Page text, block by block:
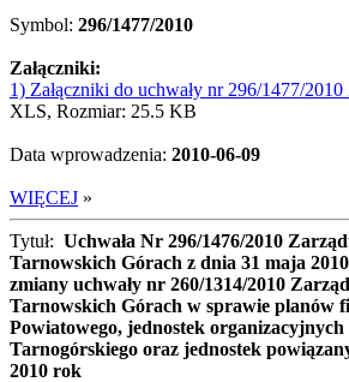
Symbol: 296/1477/2010
Załączniki:
1) Załączniki do uchwały nr 296/1477/
XLS, Rozmiar: 25.5 KB
Data wprowadzenia: 2010-06-09
WIĘCEJ »
Tytuł: Uchwała Nr 296/1476/2010
Tarnowskich Górach z dnia 31 maja
zmiany uchwały nr 260/1314/2010
Tarnowskich Górach w sprawie planów
Powiatowego, jednostek
Tarnogórskiego oraz jednostek
2010 rok